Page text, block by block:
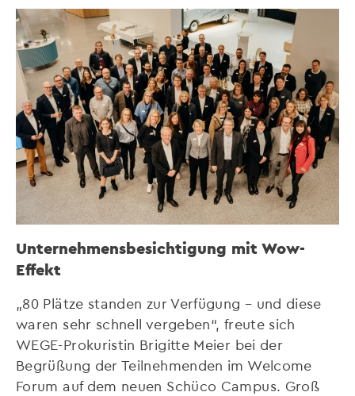
Unternehmensbesichtigung mit Wow-
Effekt
„80 Plätze standen zur Verfügung – und diese
waren sehr schnell vergeben“, freute sich
WEGE-Prokuristin Brigitte Meier bei der
Begrüßung der Teilnehmenden im Welcome
Forum auf dem neuen Schüco Campus. Groß